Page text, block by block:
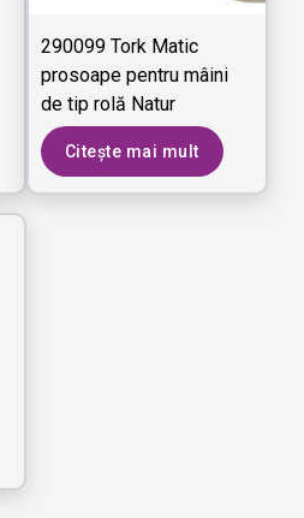
290099 Tork Matic
prosoape pentru mâini
de tip rolă Natur
Advanced
Citește mai mult